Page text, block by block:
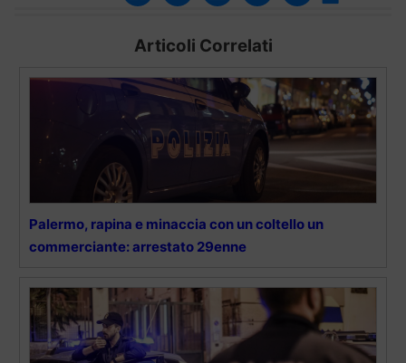
Articoli Correlati
Palermo, rapina e minaccia con un coltello un
commerciante: arrestato 29enne